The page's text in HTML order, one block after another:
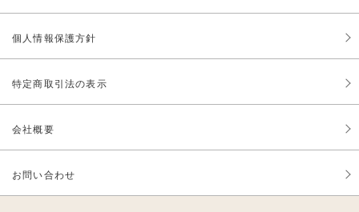
個人情報保護方針
特定商取引法の表示
会社概要
お問い合わせ